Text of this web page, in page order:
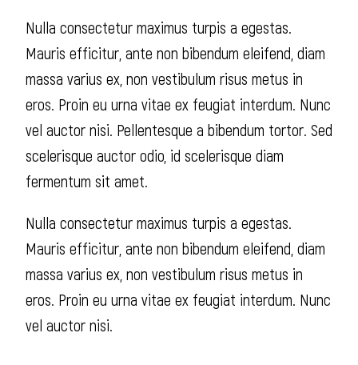
Nulla consectetur maximus turpis a egestas.
Mauris efficitur, ante non bibendum eleifend, diam
massa varius ex, non vestibulum risus metus in
eros. Proin eu urna vitae ex feugiat interdum. Nunc
vel auctor nisi. Pellentesque a bibendum tortor. Sed
scelerisque auctor odio, id scelerisque diam
fermentum sit amet.
Nulla consectetur maximus turpis a egestas.
Mauris efficitur, ante non bibendum eleifend, diam
massa varius ex, non vestibulum risus metus in
eros. Proin eu urna vitae ex feugiat interdum. Nunc
vel auctor nisi.